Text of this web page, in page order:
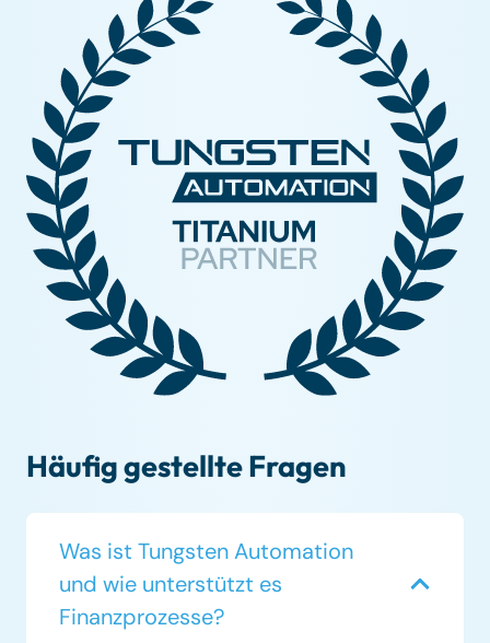
Häufig gestellte Fragen
Was ist Tungsten Automation
und wie unterstützt es
Finanzprozesse?